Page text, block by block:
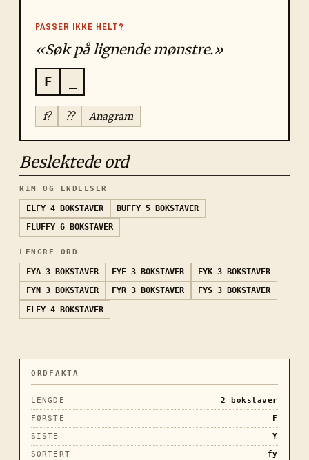
PASSER IKKE HELT?
«Søk på lignende mønstre.»
F
f? ?? Anagram
Beslektede ord
RIM OG ENDELSER
ELFY 4 BOKSTAVER BUFFY 5 BOKSTAVER
FLUFFY 6 BOKSTAVER
LENGRE ORD
FYA 3 BOKSTAVER FYE 3 BOKSTAVER FYK 3 BOKSTAVER
FYN
3 BOKSTAVER FYR 3 BOKSTAVER FYS 3 BOKSTAVER
ELFY 4 BOKSTAVER
ORDFAKTA
LENGDE 2
bokstaver
FØRSTE
F
SISTE
Y
SORTERT
fy